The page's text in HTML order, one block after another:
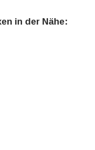
in der Nähe: